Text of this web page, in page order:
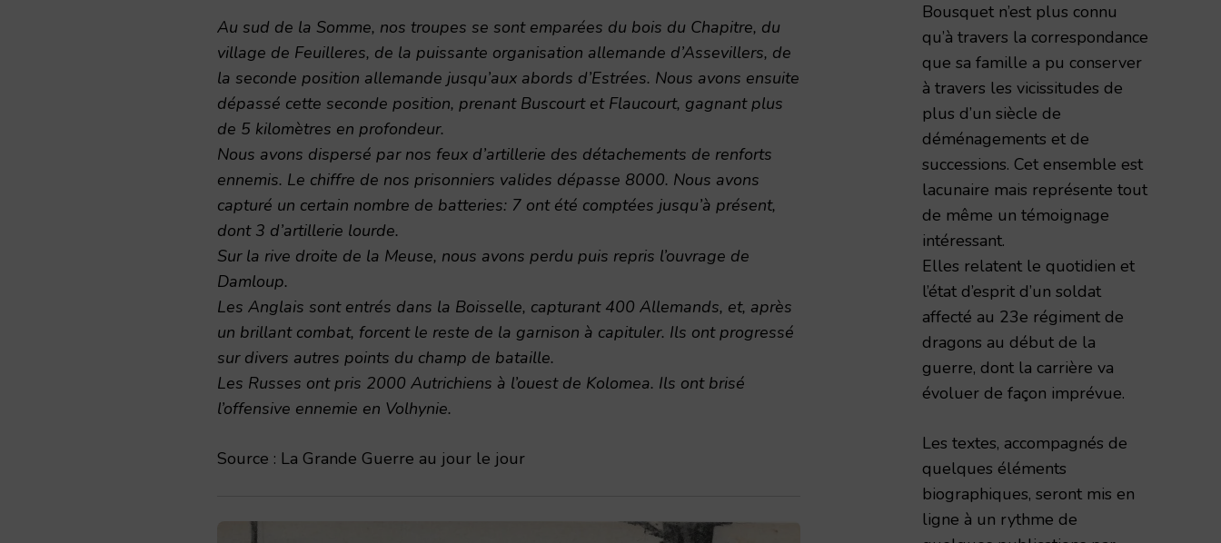
Au sud de la Somme, nos troupes se sont emparées du bois du Chapitre, du
village de Feuilleres, de la puissante organisation allemande d’Assevillers, de
la seconde position allemande jusqu’aux abords d’Estrées. Nous avons ensuite
dépassé cette seconde position, prenant Buscourt et Flaucourt, gagnant plus
de 5 kilomètres en profondeur.
Nous avons dispersé par nos feux d’artillerie des détachements de renforts
ennemis. Le chiffre de nos prisonniers valides dépasse 8000. Nous avons
capturé un certain nombre de batteries: 7 ont été comptées jusqu’à présent,
dont 3 d’artillerie lourde.
Sur la rive droite de la Meuse, nous avons perdu puis repris l’ouvrage de
Damloup.
Les Anglais sont entrés dans la Boisselle, capturant 400 Allemands, et, après
un brillant combat, forcent le reste de la garnison à capituler. Ils ont progressé
sur divers autres points du champ de bataille.
Les Russes ont pris 2000 Autrichiens à l’ouest de Kolomea. Ils ont brisé
l’offensive ennemie en Volhynie.
Source : La Grande Guerre au jour le jour
Bousquet n’est plus connu
qu’à travers la correspondance
que sa famille a pu conserver
à travers les vicissitudes de
plus d’un siècle de
déménagements et de
successions. Cet ensemble est
lacunaire mais représente tout
de même un témoignage
intéressant.
Elles relatent le quotidien et
l’état d’esprit d’un soldat
affecté au 23e régiment de
dragons au début de la
guerre, dont la carrière va
évoluer de façon imprévue.
Les textes, accompagnés de
quelques éléments
biographiques, seront mis en
ligne à un rythme de